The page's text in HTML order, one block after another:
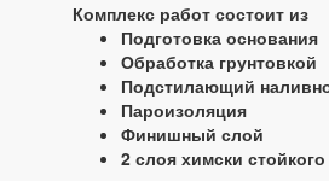
Комплекс работ состоит из
Подготовка основания
Обработка грунтовкой
Подстилающий
Пароизоляция
Финишный слой
2 слоя химски